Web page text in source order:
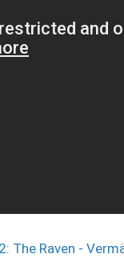
The Raven -